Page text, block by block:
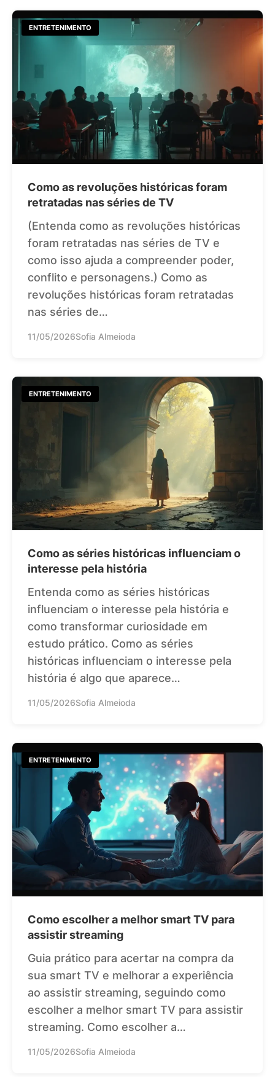
ENTRETENIMENTO
Como as revoluções históricas foram
retratadas nas séries de TV
(Entenda como as revoluções históricas
foram retratadas nas séries de TV e
como isso ajuda a compreender poder,
conflito e personagens.) Como as
revoluções históricas foram retratadas
nas séries de…
11/05/2026Sofia Almeioda
ENTRETENIMENTO
Como as séries históricas influenciam o
interesse pela história
Entenda como as séries históricas
influenciam o interesse pela história e
como transformar curiosidade em
estudo prático. Como as séries
históricas influenciam o interesse pela
história é algo que aparece…
11/05/2026Sofia Almeioda
ENTRETENIMENTO
Como escolher a melhor smart TV para
assistir streaming
Guia prático para acertar na compra da
sua smart TV e melhorar a experiência
ao assistir streaming, seguindo como
escolher a melhor smart TV para assistir
streaming. Como escolher a…
11/05/2026Sofia Almeioda